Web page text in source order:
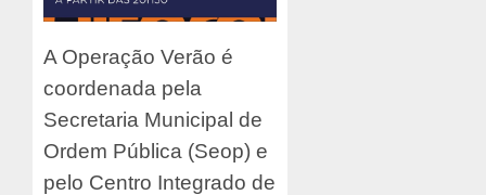
A Operação Verão é
coordenada pela
Secretaria Municipal de
Ordem Pública (Seop) e
pelo Centro Integrado de